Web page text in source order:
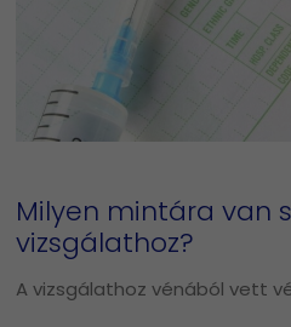
Milyen mintára van
vizsgálathoz?
A vizsgálathoz vénából vett